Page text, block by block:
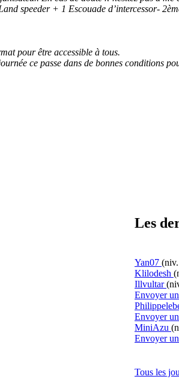
speeder + 1 Escouade d’intercessor-
pour être accessible à tous.
ce passe dans de bonnes conditions
Les
Yan07
Klilodesh
Illvultar
Envoyer
Envoyer
MiniAzu
Envoyer
Tous les